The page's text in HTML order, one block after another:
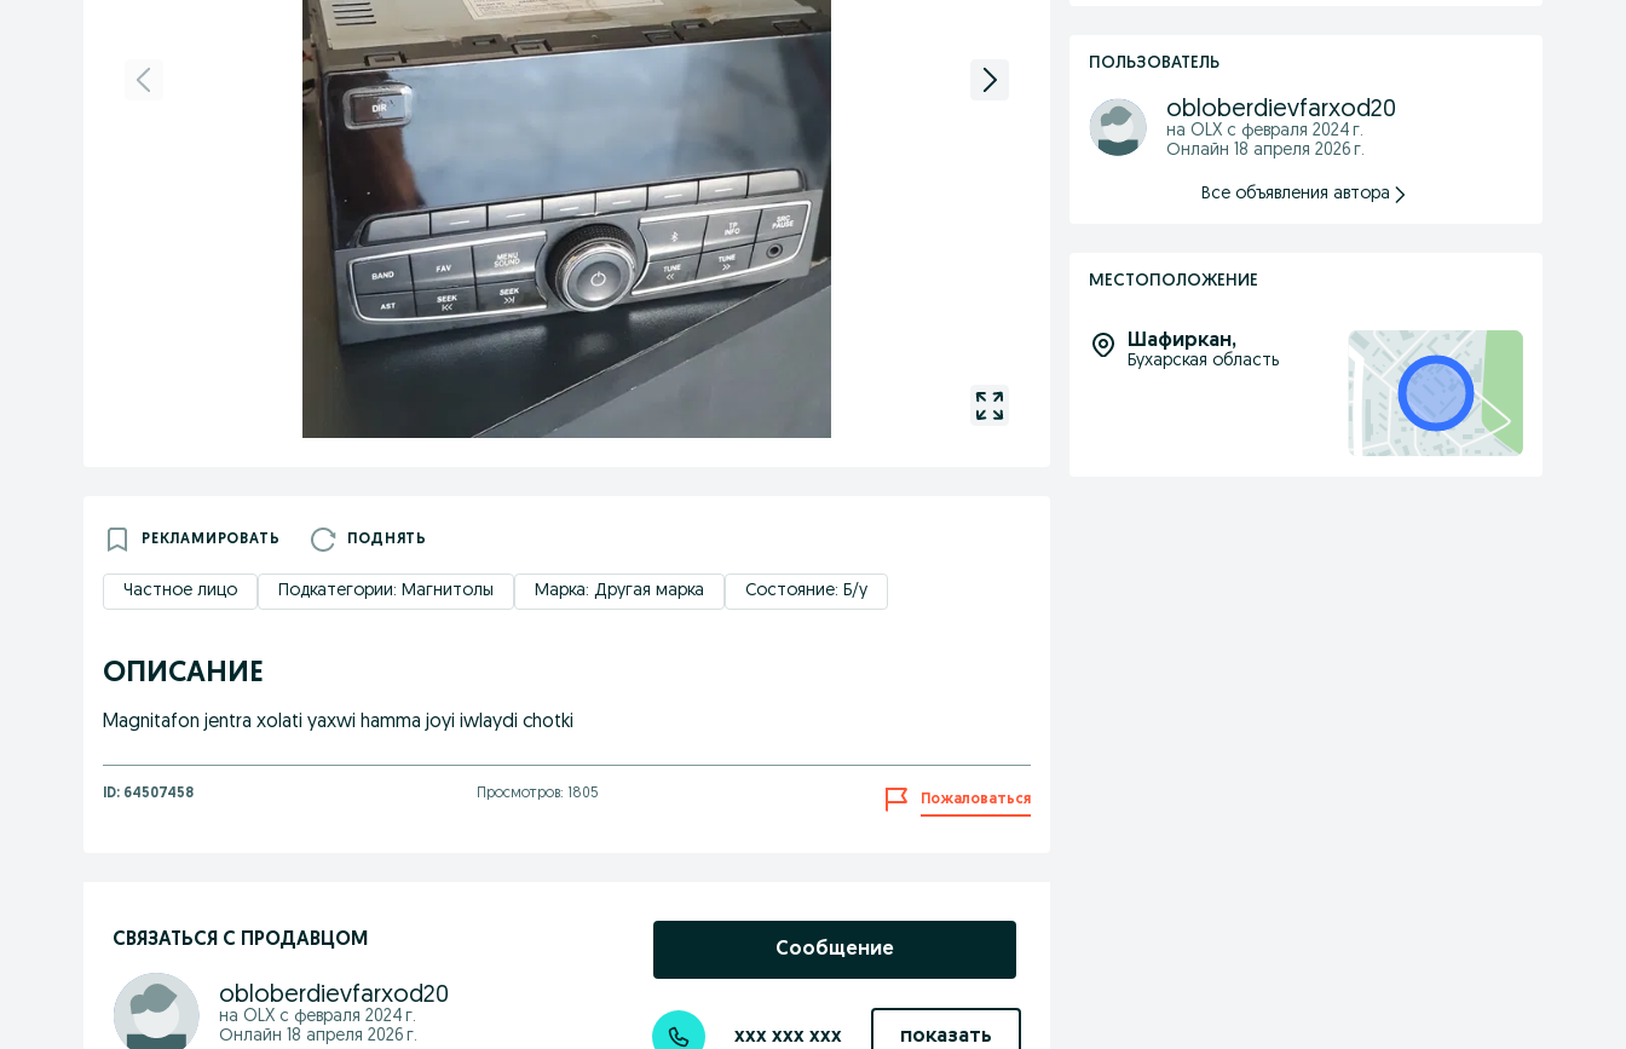
РЕКЛАМИРОВАТЬ ПОДНЯТЬ
Частное лицо Подкатегории: Магнитолы Марка: Другая марка Состояние: Б/у
ОПИСАНИЕ
Magnitafon jentra xolati yaxwi hamma joyi iwlaydi chotki
ID: 64507458 Просмотров: 1805 Пожаловаться
СВЯЗАТЬСЯ С ПРОДАВЦОМ
obloberdievfarxod20
на OLX с февраля 2024 г.
Онлайн 18 апреля 2026 г.
Сообщение
xxx xxx xxx показать
ПОЛЬЗОВАТЕЛЬ
obloberdievfarxod20
на OLX с февраля 2024 г.
Онлайн 18 апреля 2026 г.
Все объявления автора
МЕСТОПОЛОЖЕНИЕ
Шафиркан,
Бухарская область